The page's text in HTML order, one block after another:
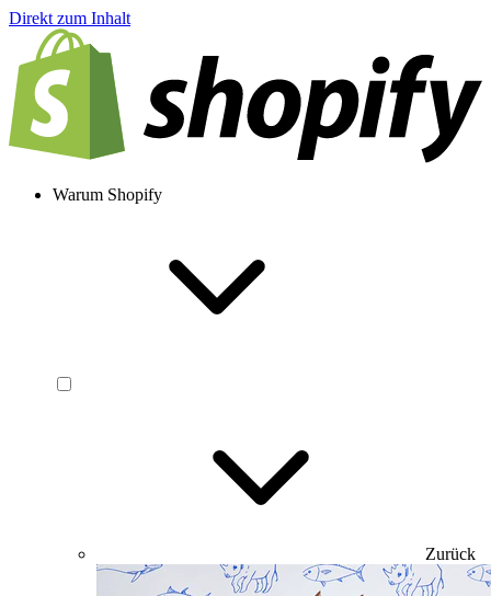
Direkt zum Inhalt
Warum Shopify
Zurück